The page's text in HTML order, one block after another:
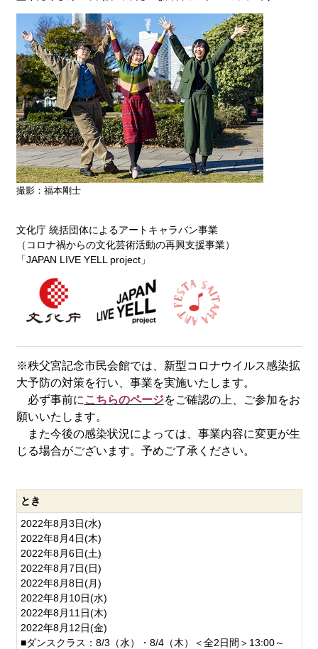
撮影：福本剛士
文化庁 統括団体によるアートキャラバン事業
（コロナ禍からの文化芸術活動の再興支援事業）
「JAPAN LIVE YELL project」
※秩父宮記念市民会館では、新型コロナウイルス感染拡
大予防の対策を行い、事業を実施いたします。
必ず事前に こちらのページをご確認の上、ご参加をお
願いいたします。
また今後の感染状況によっては、事業内容に変更が生
じる場合がございます。予めご了承ください。
とき
2022年8月3日(水)
2022年8月4日(木)
2022年8月6日(土)
2022年8月7日(日)
2022年8月8日(月)
2022年8月10日(水)
2022年8月11日(木)
2022年8月12日(金)
■ダンスクラス：8/3（水）・8/4（木）＜全2日間＞13:00～